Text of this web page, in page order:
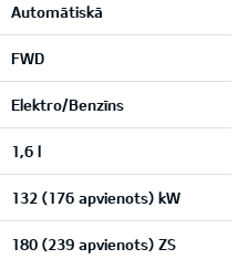
Automātiskā
FWD
Elektro/Benzīns
1,6 l
132 (176 apvienots) kW
180 (239 apvienots) ZS